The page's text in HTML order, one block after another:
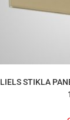
LIELS STIKLA